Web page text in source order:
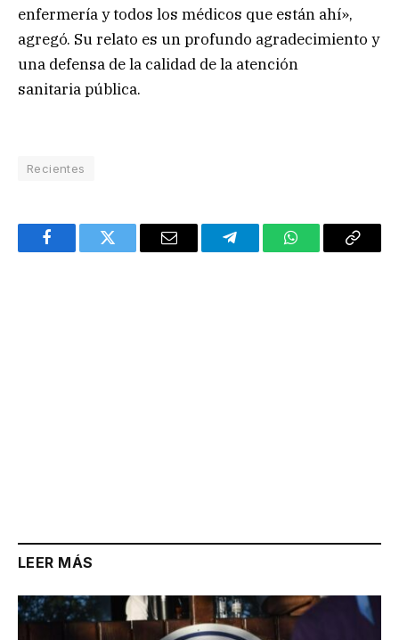
enfermería y todos los médicos que están ahí»,
agregó. Su relato es un profundo agradecimiento y
una defensa de la calidad de la atención
sanitaria pública.
Recientes
FacebookTwitter Email TelegramWhatsAppCopy
LEER MÁS